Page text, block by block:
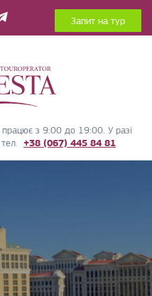
працює з 9:00 до 19:00. У разі
+38 (067) 445 84 81
Запит на тур